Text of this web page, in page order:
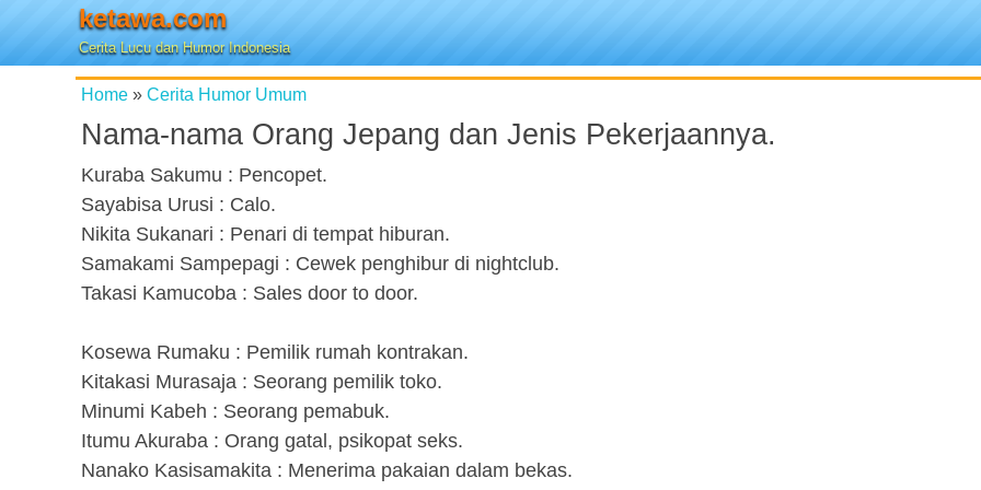
ketawa.com
Cerita Lucu dan Humor Indonesia
Home » Cerita Humor Umum
Nama-nama Orang Jepang dan Jenis Pekerjaannya.
Kuraba Sakumu : Pencopet.
Sayabisa Urusi : Calo.
Nikita Sukanari : Penari di tempat hiburan.
Samakami Sampepagi : Cewek penghibur di nightclub.
Takasi Kamucoba : Sales door to door.
Kosewa Rumaku : Pemilik rumah kontrakan.
Kitakasi Murasaja : Seorang pemilik toko.
Minumi Kabeh : Seorang pemabuk.
Itumu Akuraba : Orang gatal, psikopat seks.
Nanako Kasisamakita : Menerima pakaian dalam bekas.